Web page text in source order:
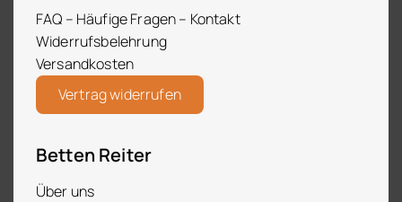
FAQ – Häufige Fragen – Kontakt
Widerrufsbelehrung
Versandkosten
Vertrag widerrufen
Betten Reiter
Über uns